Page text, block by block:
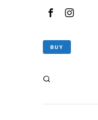
BUY